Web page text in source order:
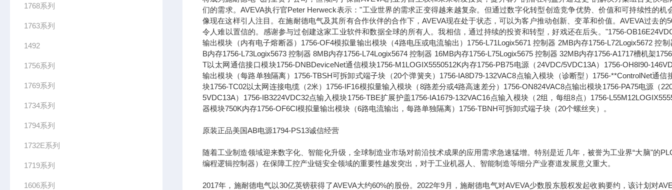
1768系列
1763系列
1492
1756系列
1769系列
1734系列
1794系列
1732E系列
1719系列
1606系列
们的需求。AVEVA执行官Peter Herweck表示："工业世界的需求正变得越来越复杂。但通过数字化转型创造竞争优势、价值和可持续性的机
像现在这样引人注目。在施耐德电气及其所有合作伙伴的合作下，AVEVA现在处于状态，可以为客户推动创新、变革和价值。AVEVA过去的
令人难以置信的。感谢参与过创建这家工业软件和数据全球的所有人。我相信，通过持续的投资和转型，好戏还在后头。"1756-
输出模块（内有电子熔断器）1756-OF4模拟量输出模块（4路电压或电流输出）1756-L71Logix5671 控制器 2MB内存1756-L72Logix5672 控制
B内存1756-L73Logix5673 控制器 8MB内存1756-L74Logix5674 控制器 16MB内存1756-L75Logix5675 控制器 32MB内存1756-A1717槽机架
T以太网通信接口模块1756-DNBDeviceNet通信模块1756-M1LOGIX5550512K内存1756-PB75电源（24VDC/5VDC13A）1756-OH8I90-
输出模块（每路单独隔离）1756-TBSH可拆卸式端子块（20个弹簧夹）1756-IA8D79-132VAC8点输入模块（诊断型）1756-**ControlNet通信
块1756-TC02以太网连接电缆（2米）1756-IF16模拟量输入模块（8路差分或4路高速差分）1756-ON824VAC8点输出模块1756-PA75电源（
5VDC13A）1756-IB3224VDC32点输入模块1756-TBE扩展护盖1756-IA1679-132VAC16点输入模块（2组，每组8点）1756-
器模块750K内存1756-OF6CI模拟量输出模块（6路电流输出，每路单独隔离）1756-TBNH可拆卸式端子块（20个螺丝夹）。
原装正品美国AB电源1794-PS13诚信经营
随着工业制造领域迎来数字化、智能化升级，全球制造业市场对前沿技术成果的应用需求急速猛增。特别是近几年，被誉为工业界“大脑"的
编程逻辑控制器）在保障工控产业链安全领域的重要性越发突出，对于工业机器人、智能制造等细分产业赛道发展意义重大。
2017年，施耐德电气以30亿英镑获得了AVEVA大约60%的股份。2022年9月，施耐德电气对AVEVA少数股东股权发起收购要约，该计划对